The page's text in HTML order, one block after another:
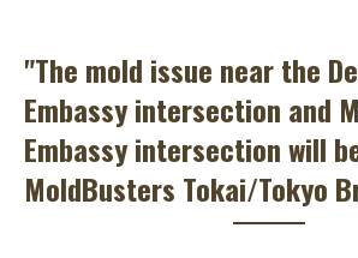
"The mold issue near the
Embassy intersection and
Embassy intersection will
MoldBusters Tokai/Tokyo